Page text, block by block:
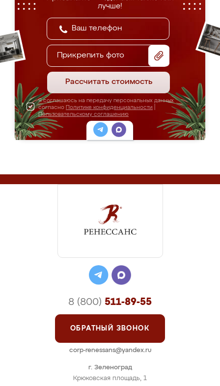
лучше!
Прикрепить фото
Рассчитать стоимость
Я соглашаюсь на передачу персональных данных
согласно Политике конфиденциальности
Пользовательскому соглашению
г. Зеленоград
Крюковская площадь, 1
8 (800) 511-89-55
ОБРАТНЫЙ ЗВОНОК
corp-renessans@yandex.ru